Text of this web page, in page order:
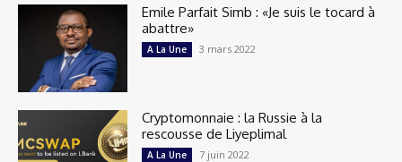
Emile Parfait Simb : «Je suis le tocard à
abattre»
A La Une 3 mars 2022
Cryptomonnaie : la Russie à la
rescousse de Liyeplimal
A La Une 7 juin 2022